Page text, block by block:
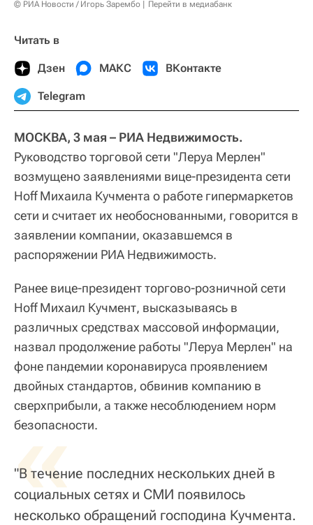
© РИА Новости / Игорь Зарембо Перейти в медиабанк
Читать в
Дзен МАКС ВКонтакте
Telegram
МОСКВА, 3 мая – РИА Недвижимость.
Руководство торговой сети "Леруа Мерлен"
возмущено заявлениями вице-президента сети
Hoff Михаила Кучмента о работе гипермаркетов
сети и считает их необоснованными, говорится в
заявлении компании, оказавшемся в
распоряжении РИА Недвижимость.
Ранее вице-президент торгово-розничной сети
Hoff Михаил Кучмент, высказываясь в
различных средствах массовой информации,
назвал продолжение работы "Леруа Мерлен" на
фоне пандемии коронавируса проявлением
двойных стандартов, обвинив компанию в
сверхприбыли, а также несоблюдением норм
безопасности.
«
"В течение последних нескольких дней в
социальных сетях и СМИ появилось
несколько обращений господина Кучмента.